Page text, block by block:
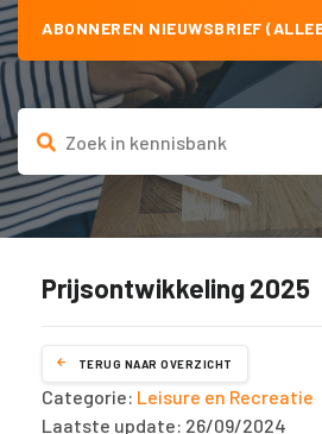
ABONNEREN NIEUWSBRIEF
Prijsontwikkeling 2025
TERUG NAAR OVERZICHT
Categorie: Leisure en Recreatie
Laatste update: 26/09/2024